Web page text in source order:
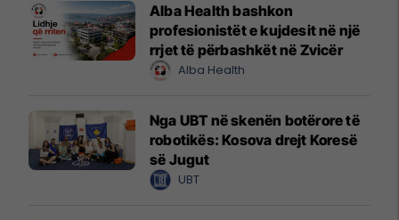
Alba Health bashkon
profesionistët e kujdesit në një
rrjet të përbashkët në Zvicër
Alba Health
Nga UBT në skenën botërore të
robotikës: Kosova drejt Koresë
së Jugut
UBT